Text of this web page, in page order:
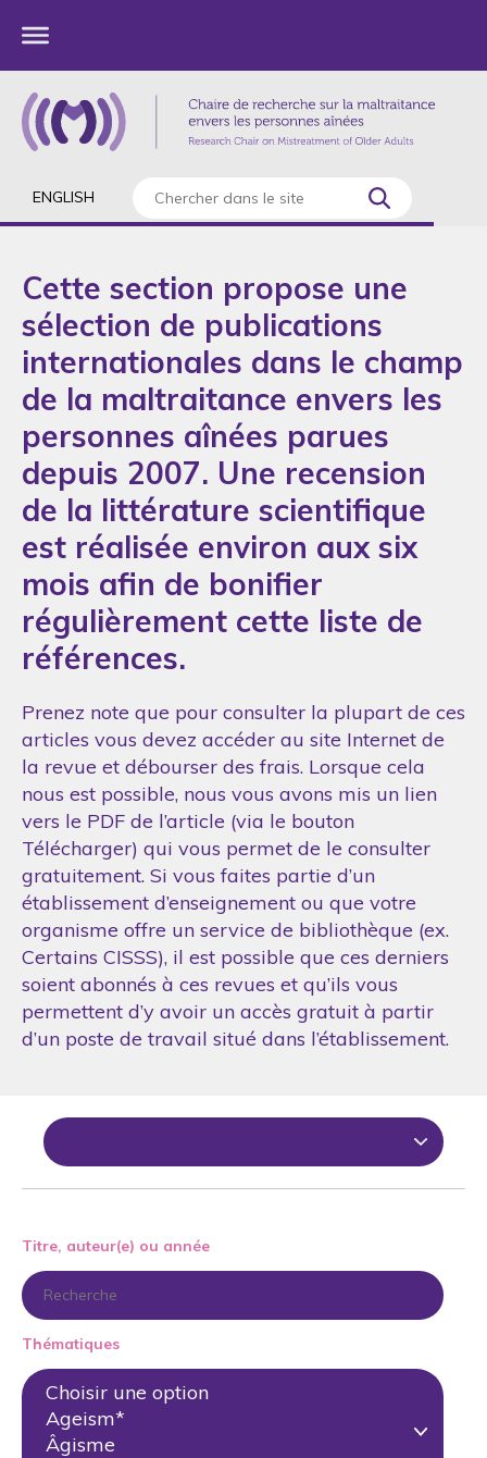
ENGLISH
Cette section propose une
sélection de publications
internationales dans le champ
de la maltraitance envers les
personnes aînées parues
depuis 2007. Une recension
de la littérature scientifique
est réalisée environ aux six
mois afin de bonifier
régulièrement cette liste de
références.
Prenez note que pour consulter la plupart de ces
articles vous devez accéder au site Internet de
la revue et débourser des frais. Lorsque cela
nous est possible, nous vous avons mis un lien
vers le PDF de l’article (via le bouton
Télécharger) qui vous permet de le consulter
gratuitement. Si vous faites partie d’un
établissement d’enseignement ou que votre
organisme offre un service de bibliothèque (ex.
Certains CISSS), il est possible que ces derniers
soient abonnés à ces revues et qu’ils vous
permettent d’y avoir un accès gratuit à partir
d’un poste de travail situé dans l’établissement.
Titre, auteur(e) ou année
Thématiques